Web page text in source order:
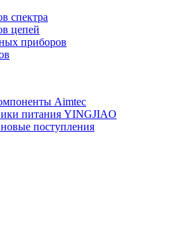
спектра
цепей
приборов
Aimtec
питания YINGJIAO
поступления